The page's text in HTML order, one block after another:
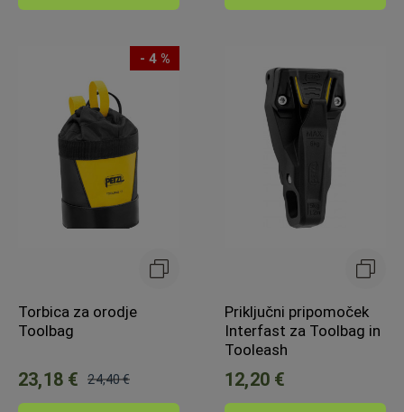
- 4 %
Torbica za orodje
Toolbag
23,18 € 24,40 €
Priključni pripomoček
Interfast za Toolbag in
Tooleash
12,20 €